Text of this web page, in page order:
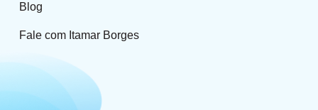
Blog
Fale com Itamar Borges